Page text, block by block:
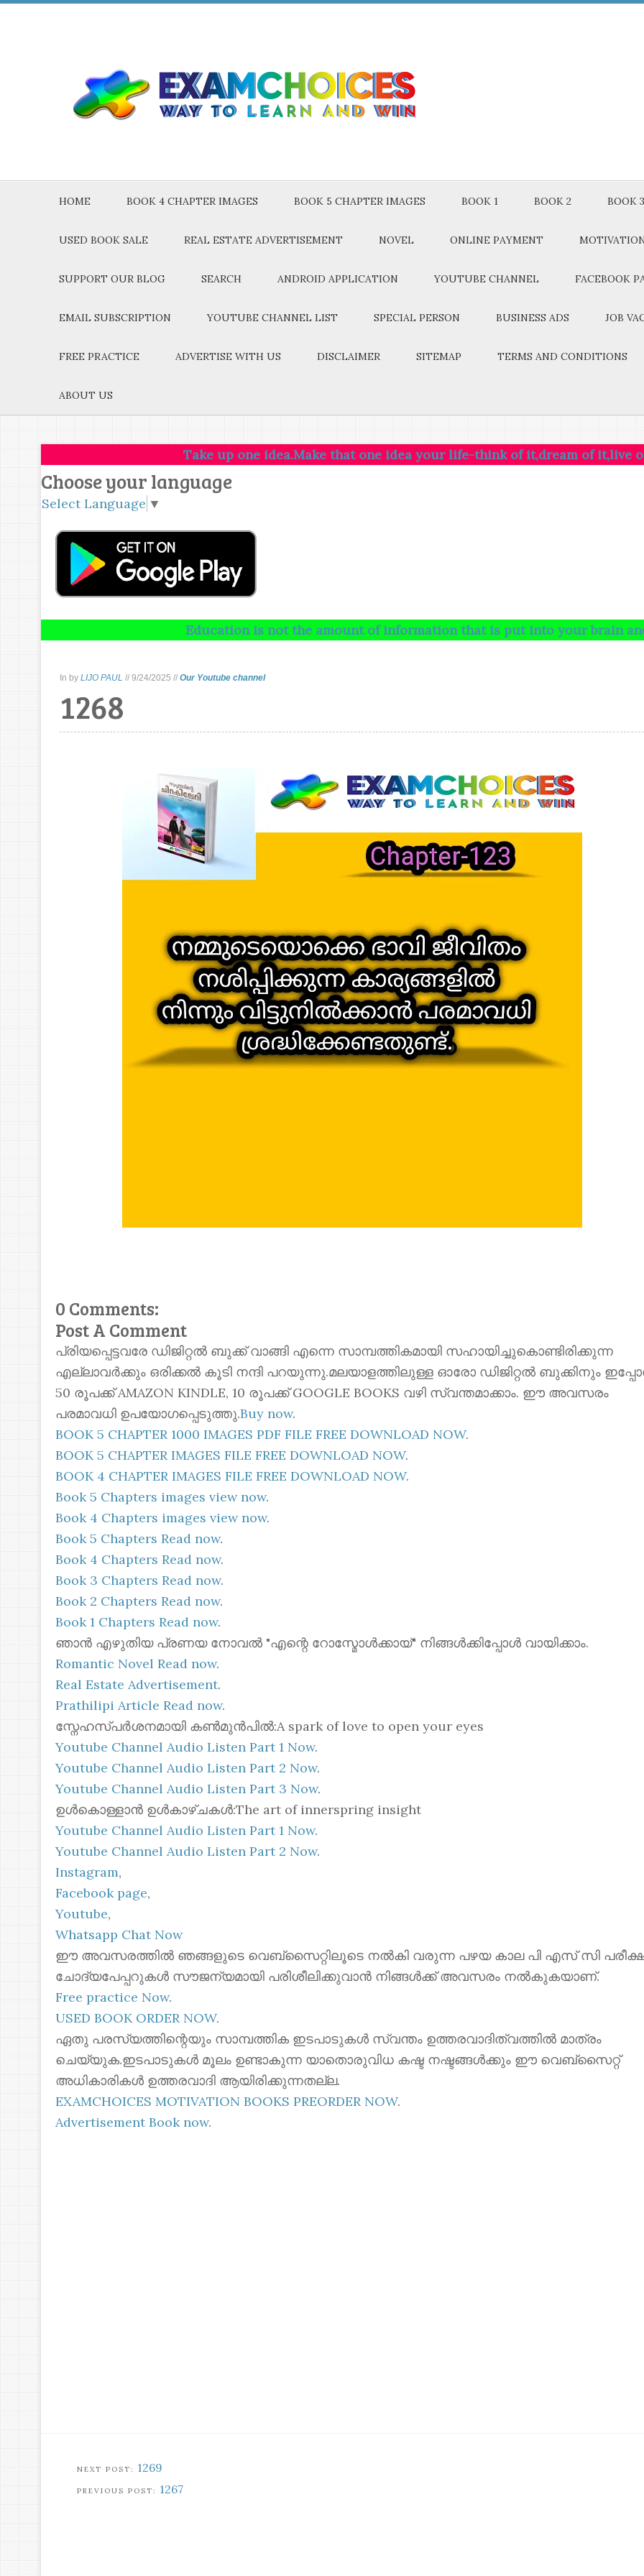
HOME BOOK 4 CHAPTER IMAGES BOOK 5 CHAPTER IMAGES BOOK 1 BOOK 2 BOOK 3
USED BOOK SALE REAL ESTATE ADVERTISEMENT NOVEL ONLINE PAYMENT
SUPPORT OUR BLOG SEARCH ANDROID APPLICATION YOUTUBE CHANNEL FACEBOOK
EMAIL SUBSCRIPTION YOUTUBE CHANNEL LIST SPECIAL PERSON BUSINESS ADS JOB
FREE PRACTICE ADVERTISE WITH US DISCLAIMER SITEMAP TERMS AND CONDITIONS
ABOUT US
Take up one idea.Make that one idea your life-think of it,dream of it,live on that
Choose your language
Select Language ▼
Education is not the amount of information that is put into your brain and runs
In by LIJO PAUL // 9/24/2025 // Our Youtube channel
1268
0 Comments:
Post A Comment
പ്രിയപ്പെട്ടവരേ ഡിജിറ്റൽ ബുക്ക് വാങ്ങി എന്നെ സാമ്പത്തികമായി സഹായിച്ചുകൊണ്ടിരിക്കുന്ന
എല്ലാവർക്കും ഒരിക്കൽ കൂടി നന്ദി പറയുന്നു.മലയാളത്തിലുള്ള ഓരോ ഡിജിറ്റൽ ബുക്കിനും
50 രൂപക്ക് AMAZON KINDLE, 10 രൂപക്ക് GOOGLE BOOKS വഴി സ്വന്തമാക്കാം. ഈ അവസരം
പരമാവധി ഉപയോഗപ്പെടുത്തു.Buy now.
BOOK 5 CHAPTER 1000 IMAGES PDF FILE FREE DOWNLOAD NOW.
BOOK 5 CHAPTER IMAGES FILE FREE DOWNLOAD NOW.
BOOK 4 CHAPTER IMAGES FILE FREE DOWNLOAD NOW.
Book 5 Chapters images view now.
Book 4 Chapters images view now.
Book 5 Chapters Read now.
Book 4 Chapters Read now.
Book 3 Chapters Read now.
Book 2 Chapters Read now.
Book 1 Chapters Read now.
ഞാൻ എഴുതിയ പ്രണയ നോവൽ "എന്റെ റോസ്മോൾക്കായ്" നിങ്ങൾക്കിപ്പോൾ വായിക്കാം.
Romantic Novel Read now.
Real Estate Advertisement.
Prathilipi Article Read now.
സ്നേഹസ്പർശനമായി കൺമുൻപിൽ:A spark of love to open your eyes
Youtube Channel Audio Listen Part 1 Now.
Youtube Channel Audio Listen Part 2 Now.
Youtube Channel Audio Listen Part 3 Now.
ഉൾകൊള്ളാൻ ഉൾകാഴ്ചകൾ:The art of innerspring insight
Youtube Channel Audio Listen Part 1 Now.
Youtube Channel Audio Listen Part 2 Now.
Instagram,
Facebook page,
Youtube,
Whatsapp Chat Now
ഈ അവസരത്തിൽ ഞങ്ങളുടെ വെബ്സൈറ്റിലൂടെ നൽകി വരുന്ന പഴയ കാല പി എസ് സി
ചോദ്യപേപ്പറുകൾ സൗജന്യമായി പരിശീലിക്കുവാൻ നിങ്ങൾക്ക് അവസരം നൽകുകയാണ്.
Free practice Now.
USED BOOK ORDER NOW.
ഏതു പരസ്യത്തിന്റെയും സാമ്പത്തിക ഇടപാടുകൾ സ്വന്തം ഉത്തരവാദിത്വത്തിൽ മാത്രം
ചെയ്യുക.ഇടപാടുകൾ മൂലം ഉണ്ടാകുന്ന യാതൊരുവിധ കഷ്ട നഷ്ടങ്ങൾക്കും ഈ വെബ്സൈറ്റ്
അധികാരികൾ ഉത്തരവാദി ആയിരിക്കുന്നതല്ല.
EXAMCHOICES MOTIVATION BOOKS PREORDER NOW.
Advertisement Book now.
1269
1267